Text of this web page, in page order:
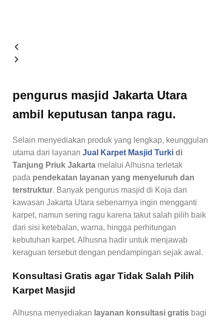
pengurus masjid Jakarta Utara
ambil keputusan tanpa ragu.
Selain menyediakan produk yang lengkap, keunggulan
utama dari layanan Jual Karpet Masjid Turki di
Tanjung Priuk Jakarta melalui Alhusna terletak
pada pendekatan layanan yang menyeluruh dan
terstruktur. Banyak pengurus masjid di Koja dan
kawasan Jakarta Utara sebenarnya ingin mengganti
karpet, namun sering ragu karena takut salah pilih baik
dari sisi ketebalan, warna, hingga perhitungan
kebutuhan karpet. Alhusna hadir untuk menjawab
keraguan tersebut dengan pendampingan sejak awal.
Konsultasi Gratis agar Tidak Salah Pilih
Karpet Masjid
Alhusna menyediakan layanan konsultasi gratis bagi